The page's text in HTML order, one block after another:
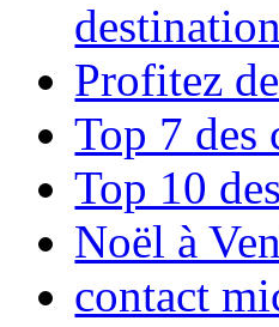
Profitez
Top 7 des
Top 10
Noël à
contact